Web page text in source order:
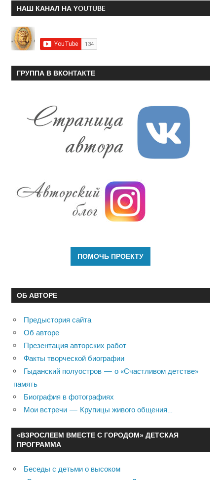
НАШ КАНАЛ НА YOUTUBE
ГРУППА В ВКОНТАКТЕ
ОБ АВТОРЕ
Предыстория сайта
Об авторе
Презентация авторских работ
Факты творческой биографии
Гыданский полуостров — о «Счастливом детстве»
память
Биография в фотографиях
Мои встречи — Крупицы живого общения…
«ВЗРОСЛЕЕМ ВМЕСТЕ С ГОРОДОМ» ДЕТСКАЯ
ПРОГРАММА
Беседы с детьми о высоком